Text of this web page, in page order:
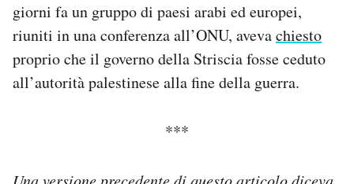
giorni fa un gruppo di paesi arabi ed europei,
riuniti in una conferenza all’ONU, avevachiesto
proprio che il governo della Striscia fosse ceduto
all’autorità palestinese alla fine della guerra.
***